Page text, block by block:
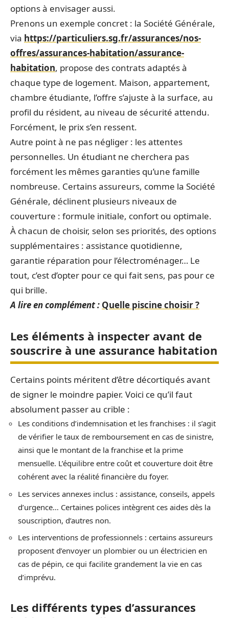
options à envisager aussi.
Prenons un exemple concret : la Société Générale,
via https://particuliers.sg.fr/assurances/nos-
offres/assurances-habitation/assurance-
habitation, propose des contrats adaptés à
chaque type de logement. Maison, appartement,
chambre étudiante, l’offre s’ajuste à la surface, au
profil du résident, au niveau de sécurité attendu.
Forcément, le prix s’en ressent.
Autre point à ne pas négliger : les attentes
personnelles. Un étudiant ne cherchera pas
forcément les mêmes garanties qu’une famille
nombreuse. Certains assureurs, comme la Société
Générale, déclinent plusieurs niveaux de
couverture : formule initiale, confort ou optimale.
À chacun de choisir, selon ses priorités, des options
supplémentaires : assistance quotidienne,
garantie réparation pour l’électroménager… Le
tout, c’est d’opter pour ce qui fait sens, pas pour ce
qui brille.
A lire en complément : Quelle piscine choisir ?
Les éléments à inspecter avant de
souscrire à une assurance habitation
Certains points méritent d’être décortiqués avant
de signer le moindre papier. Voici ce qu’il faut
absolument passer au crible :
Les conditions d’indemnisation et les franchises : il s’agit
de vérifier le taux de remboursement en cas de sinistre,
ainsi que le montant de la franchise et la prime
mensuelle. L’équilibre entre coût et couverture doit être
cohérent avec la réalité financière du foyer.
Les services annexes inclus : assistance, conseils, appels
d’urgence… Certaines polices intègrent ces aides dès la
souscription, d’autres non.
Les interventions de professionnels : certains assureurs
proposent d’envoyer un plombier ou un électricien en
cas de pépin, ce qui facilite grandement la vie en cas
d’imprévu.
Les différents types d’assurances